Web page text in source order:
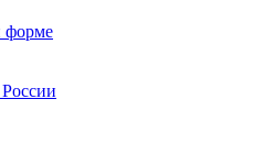
форме